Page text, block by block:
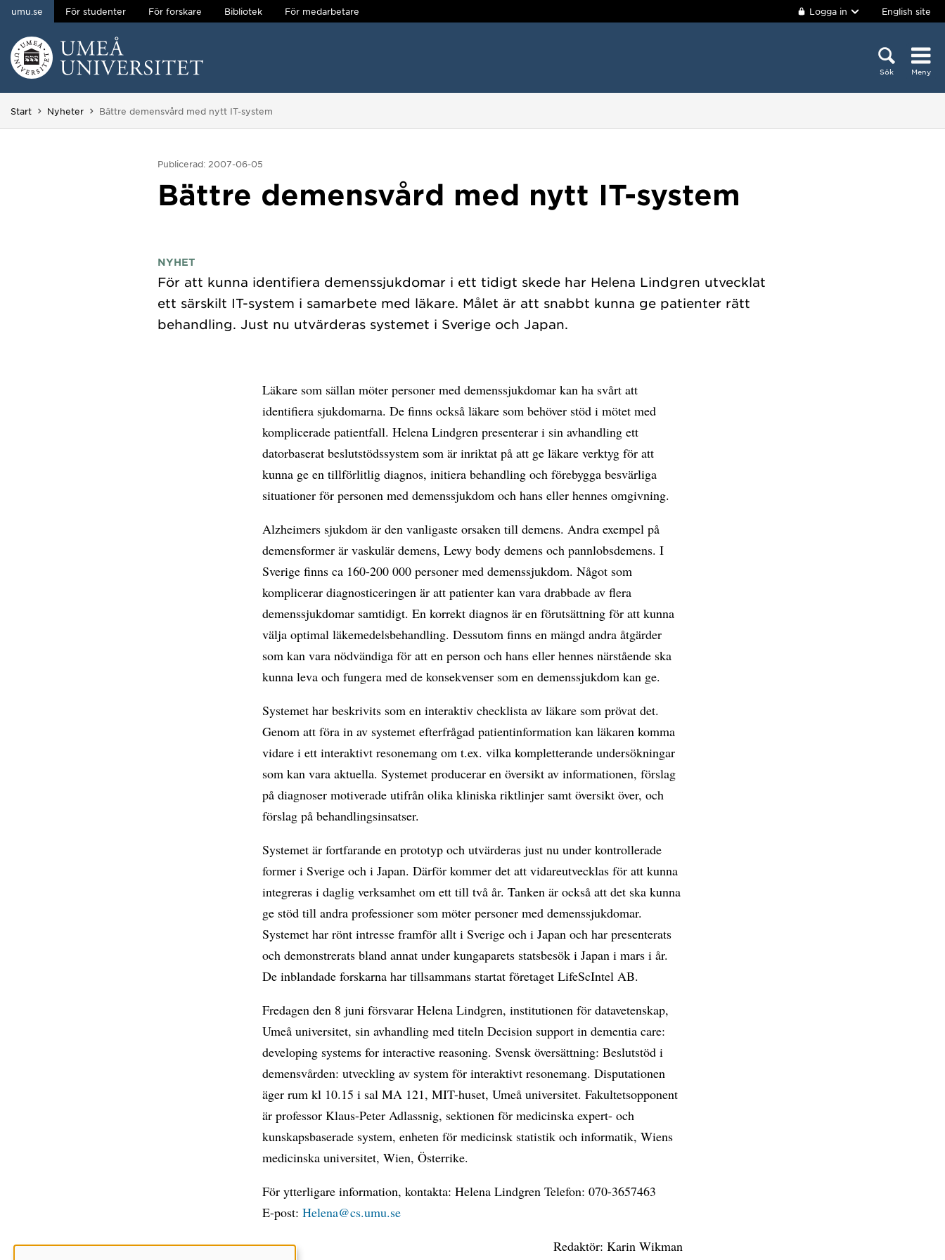
Hoppa direkt till innehållet
umu.se För studenter För forskare Bibliotek För medarbetare Logga in English site
Sök Meny
Start Nyheter Du är här:
Bättre demensvård med nytt IT-system
Publicerad: 2007-06-05
Bättre demensvård med nytt IT-system
NYHET
För att kunna identifiera demenssjukdomar i ett tidigt skede har Helena Lindgren utvecklat
ett särskilt IT-system i samarbete med läkare. Målet är att snabbt kunna ge patienter rätt
Läkare som sällan möter personer med demenssjukdomar kan ha svårt att
identifiera sjukdomarna. De finns också läkare som behöver stöd i mötet med
komplicerade patientfall. Helena Lindgren presenterar i sin avhandling ett
datorbaserat beslutstödssystem som är inriktat på att ge läkare verktyg för att
kunna ge en tillförlitlig diagnos, initiera behandling och förebygga besvärliga
situationer för personen med demenssjukdom och hans eller hennes omgivning.
Alzheimers sjukdom är den vanligaste orsaken till demens. Andra exempel på
demensformer är vaskulär demens, Lewy body demens och pannlobsdemens. I
Sverige finns ca 160-200 000 personer med demenssjukdom. Något som
komplicerar diagnosticeringen är att patienter kan vara drabbade av flera
demenssjukdomar samtidigt. En korrekt diagnos är en förutsättning för att kunna
välja optimal läkemedelsbehandling. Dessutom finns en mängd andra åtgärder
som kan vara nödvändiga för att en person och hans eller hennes närstående ska
kunna leva och fungera med de konsekvenser som en demenssjukdom kan ge.
Systemet har beskrivits som en interaktiv checklista av läkare som prövat det.
Genom att föra in av systemet efterfrågad patientinformation kan läkaren komma
vidare i ett interaktivt resonemang om t.ex. vilka kompletterande undersökningar
som kan vara aktuella. Systemet producerar en översikt av informationen, förslag
på diagnoser motiverade utifrån olika kliniska riktlinjer samt översikt över, och
förslag på behandlingsinsatser.
Systemet är fortfarande en prototyp och utvärderas just nu under kontrollerade
former i Sverige och i Japan. Därför kommer det att vidareutvecklas för att kunna
integreras i daglig verksamhet om ett till två år. Tanken är också att det ska kunna
ge stöd till andra professioner som möter personer med demenssjukdomar.
Systemet har rönt intresse framför allt i Sverige och i Japan och har presenterats
och demonstrerats bland annat under kungaparets statsbesök i Japan i mars i år.
De inblandade forskarna har tillsammans startat företaget LifeScIntel AB.
Fredagen den 8 juni försvarar Helena Lindgren, institutionen för datavetenskap,
Umeå universitet, sin avhandling med titeln Decision support in dementia care:
developing systems for interactive reasoning. Svensk översättning: Beslutstöd i
demensvården: utveckling av system för interaktivt resonemang. Disputationen
äger rum kl 10.15 i sal MA 121, MIT-huset, Umeå universitet. Fakultetsopponent
är professor Klaus-Peter Adlassnig, sektionen för medicinska expert- och
kunskapsbaserade system, enheten för medicinsk statistik och informatik, Wiens
medicinska universitet, Wien, Österrike.
För ytterligare information, kontakta: Helena Lindgren Telefon: 070-3657463
E-post:Helena@cs.umu.se
Redaktör: Karin Wikman